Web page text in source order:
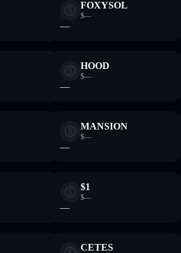
FOXYSOL
$—
—
HOOD
$—
—
MANSION
$—
—
$1
$—
—
CETES